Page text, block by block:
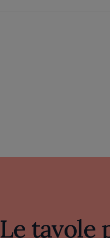
Le tavole